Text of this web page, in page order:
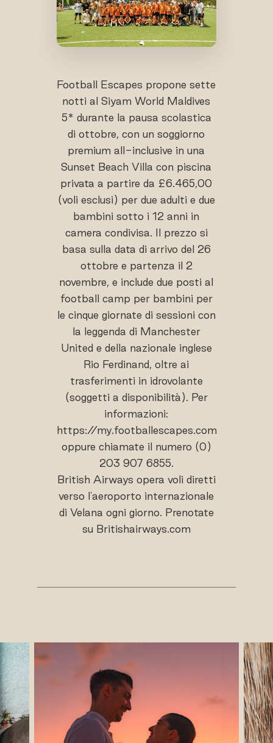
Football Escapes propone sette
notti al Siyam World Maldives
5* durante la pausa scolastica
di ottobre, con un soggiorno
premium all-inclusive in una
Sunset Beach Villa con piscina
privata a partire da £6.465,00
(voli esclusi) per due adulti e due
bambini sotto i 12 anni in
camera condivisa. Il prezzo si
basa sulla data di arrivo del 26
ottobre e partenza il 2
novembre, e include due posti al
football camp per bambini per
le cinque giornate di sessioni con
la leggenda di Manchester
United e della nazionale inglese
Rio Ferdinand, oltre ai
trasferimenti in idrovolante
(soggetti a disponibilità). Per
informazioni:
https://my.footballescapes.com
oppure chiamate il numero (0)
203 907 6855.
British Airways opera voli diretti
verso l'aeroporto internazionale
di Velana ogni giorno. Prenotate
su Britishairways.com